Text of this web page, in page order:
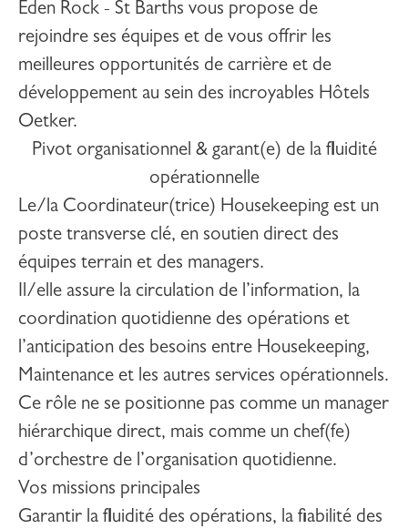
Eden Rock - St Barths vous propose de
rejoindre ses équipes et de vous offrir les
meilleures opportunités de carrière et de
développement au sein des incroyables Hôtels
Oetker.
Pivot organisationnel & garant(e) de la fluidité
opérationnelle
Le/la Coordinateur(trice) Housekeeping est un
poste transverse clé, en soutien direct des
équipes terrain et des managers.
Il/elle assure la circulation de l’information, la
coordination quotidienne des opérations et
l’anticipation des besoins entre Housekeeping,
Maintenance et les autres services opérationnels.
Ce rôle ne se positionne pas comme un manager
hiérarchique direct, mais comme un chef(fe)
d’orchestre de l’organisation quotidienne.
Vos missions principales
Garantir la fluidité des opérations, la fiabilité des